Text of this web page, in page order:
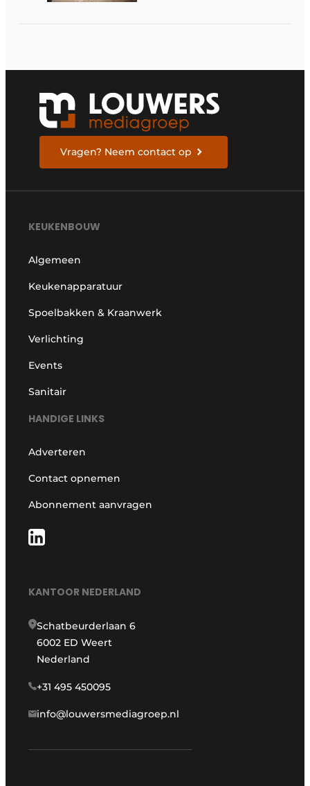
Vragen? Neem contact op
KEUKENBOUW
Algemeen
Keukenapparatuur
Spoelbakken & Kraanwerk
Verlichting
Events
Sanitair
HANDIGE LINKS
Adverteren
Contact opnemen
Abonnement aanvragen
KANTOOR NEDERLAND
Schatbeurderlaan 6
6002 ED Weert
Nederland
+31 495 450095
info@louwersmediagroep.nl